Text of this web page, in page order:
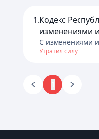
1.Кодекс
изменениями
C изменениями
Утратил силу